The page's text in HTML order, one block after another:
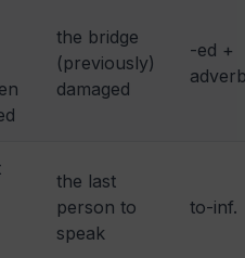
the bridge
(previously)
damaged
-ed +
the last
person to
speak
to-inf.